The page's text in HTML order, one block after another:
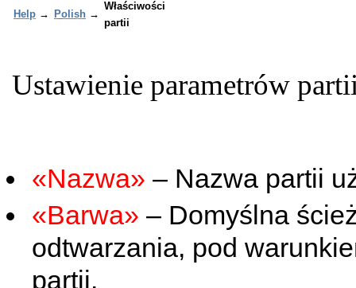
Help → Polish →
Właściwości
partii
Ustawienie parametrów
«Nazwa» – Nazwa partii
«Barwa» – Domyślna
odtwarzania, pod
partii.